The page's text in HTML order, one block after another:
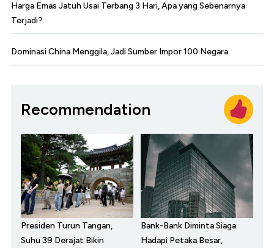
Harga Emas Jatuh Usai Terbang 3 Hari, Apa yang Sebenarnya
Terjadi?
Dominasi China Menggila, Jadi Sumber Impor 100 Negara
Recommendation
Presiden Turun Tangan,
Suhu 39 Derajat Bikin
Bank-Bank Diminta Siaga
Hadapi Petaka Besar,